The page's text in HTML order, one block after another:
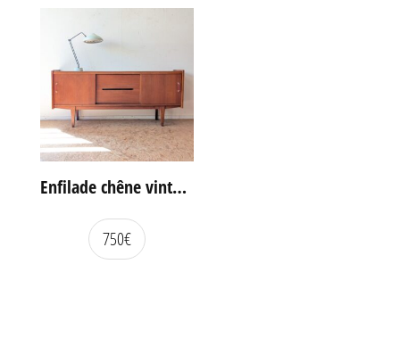
Enfilade chêne vintage portes coulissantes
750€